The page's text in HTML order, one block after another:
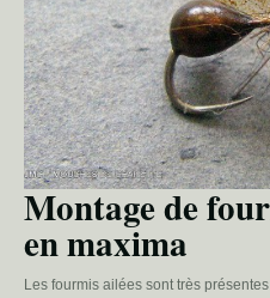
Montage de
en maxima
Les fourmis ailées sont très